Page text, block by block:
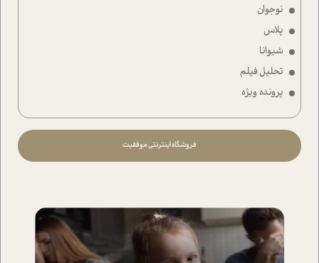
نوجوان
پلاس
شیوانا
تحلیل فیلم
پرونده ویژه
فروشگاه اینترنتی موفقیت